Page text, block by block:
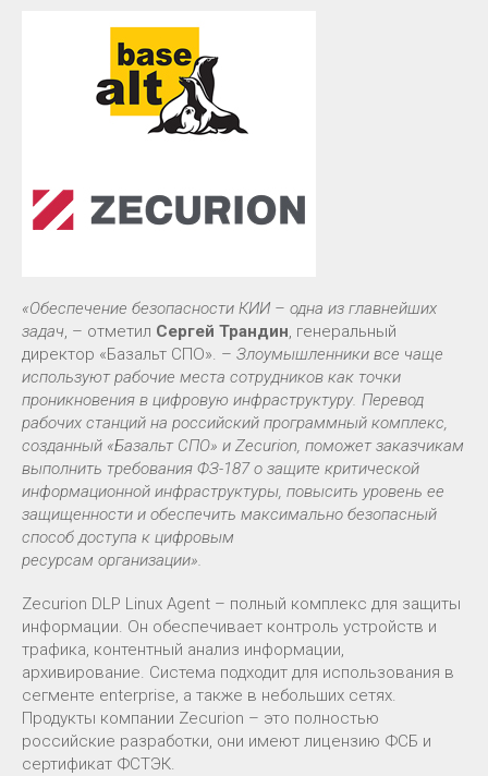
«Обеспечение безопасности КИИ – одна из главнейших
задач, – отметил Сергей Трандин, генеральный
директор «Базальт СПО». – Злоумышленники все чаще
используют рабочие места сотрудников как точки
проникновения в цифровую инфраструктуру. Перевод
рабочих станций на российский программный комплекс,
созданный «Базальт СПО» и Zecurion, поможет заказчикам
выполнить требования ФЗ-187 о защите критической
информационной инфраструктуры, повысить уровень ее
защищенности и обеспечить максимально безопасный
способ доступа к цифровым
ресурсам организации».
Zecurion DLP Linux Agent – полный комплекс для защиты
информации. Он обеспечивает контроль устройств и
трафика, контентный анализ информации,
архивирование. Система подходит для использования в
сегменте enterprise, а также в небольших сетях.
Продукты компании Zecurion – это полностью
российские разработки, они имеют лицензию ФСБ и
сертификат ФСТЭК.